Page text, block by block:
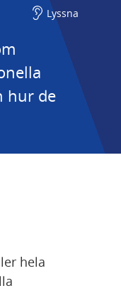
Lyssna
hur de
hela